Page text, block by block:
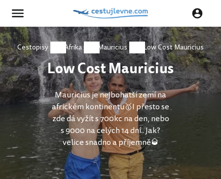
Cestopisy Afrika Mauricius Low Cost Mauricius
Low Cost Mauricius
Mauricius je nejbohatší zemí na
africkém kontinentu🥇I přesto se
zde dá vyžít s 700kc na den, nebo
s 9000 na celých 14 dní.. Jak?
velice snadno a příjemně🥃